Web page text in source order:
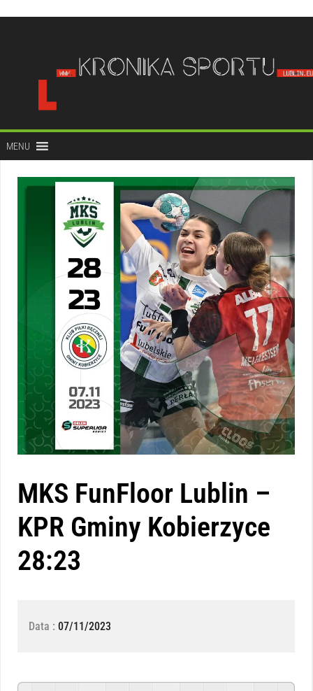
treści
MENU
MKS FunFloor Lublin –
KPR Gminy Kobierzyce
28:23
Data : 07/11/2023